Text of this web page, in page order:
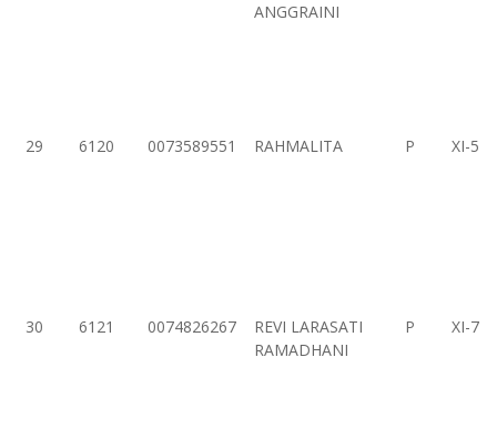
ANGGRAINI
29 6120 0073589551 RAHMALITA P XI-5
30 6121 0074826267
REVI LARASATI
RAMADHANI
P XI-7